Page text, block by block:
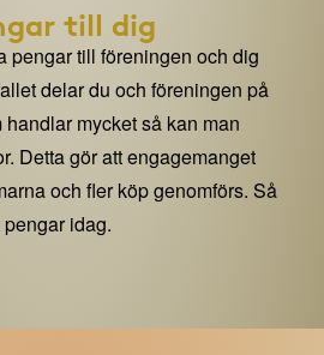
till dig
pengar till föreningen och dig
delar du och föreningen på
mycket så kan man
Detta gör att engagemanget
och fler köp genomförs. Så
idag.